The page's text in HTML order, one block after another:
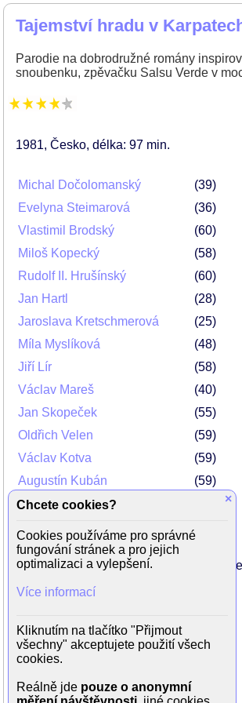
Tajemství hradu v
Parodie na dobrodružné romány
snoubenku, zpěvačku Salsu Verde v
1981 Česko délka: 97 min
Michal Dočolomanský 39
Evelyna Steimarová
36
Vlastimil Brodský
60
Miloš Kopecký
58
Rudolf II. Hrušínský
60
Jan Hartl
28
Jaroslava Kretschmerová
25
Míla Myslíková
48
Jiří Lír
58
Václav Mareš
40
Jan Skopeček
55
Oldřich Velen
59
Václav Kotva
59
Augustín Kubán
59
Samuel Adamčík
Režie: Oldřich Lipský
Scénář: Jiří Brdečka, Oldřich Lipský,
Kamera: Viktor Růžička
×
Chcete cookies?
Cookies používáme pro správné
fungování stránek a pro jejich
optimalizaci a vylepšení.
Více informací
Kliknutím na tlačítko "Přijmout
všechny" akceptujete použití všech
cookies.
Reálně jde pouze o anonymní